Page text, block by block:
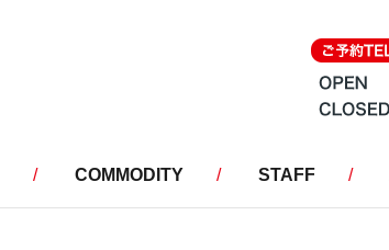
COMMODITY STAFF